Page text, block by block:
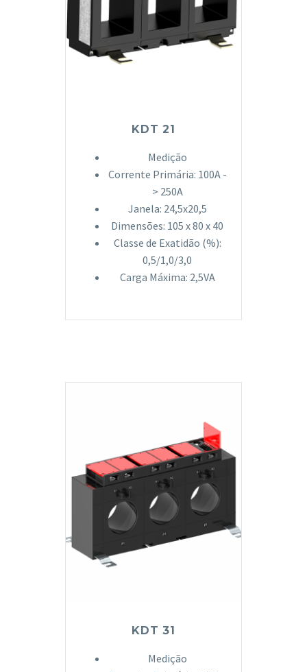
KDT 21
Medição
Corrente Primária: 100A -
> 250A
Janela: 24,5x20,5
Dimensões: 105 x 80 x 40
Classe de Exatidão (%):
0,5/1,0/3,0
Carga Máxima: 2,5VA
KDT 31
Medição